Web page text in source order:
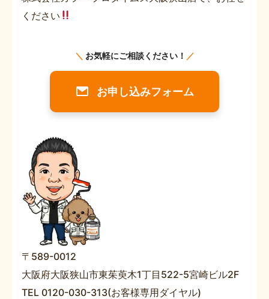
ください
＼ お気軽にご相談ください！ ／
お申し込みフォーム
〒589-0012
大阪府大阪狭山市東茱萸木1丁目522-5宮崎ビル2F
TEL 0120-030-313(お客様専用ダイヤル)